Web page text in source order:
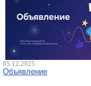
05.12.2025
Объявление